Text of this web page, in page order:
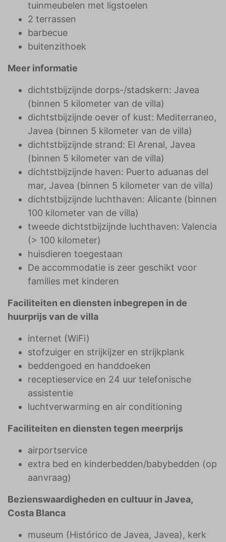
tuinmeubelen met ligstoelen
2 terrassen
barbecue
buitenzithoek
Meer informatie
dichtstbijzijnde dorps-/stadskern: Javea
(binnen 5 kilometer van de villa)
dichtstbijzijnde oever of kust: Mediterraneo,
Javea (binnen 5 kilometer van de villa)
dichtstbijzijnde strand: El Arenal, Javea
(binnen 5 kilometer van de villa)
dichtstbijzijnde haven: Puerto aduanas del
mar, Javea (binnen 5 kilometer van de villa)
dichtstbijzijnde luchthaven: Alicante (binnen
100 kilometer van de villa)
tweede dichtstbijzijnde luchthaven: Valencia
(> 100 kilometer)
huisdieren toegestaan
De accommodatie is zeer geschikt voor
families met kinderen
Faciliteiten en diensten inbegrepen in de
huurprijs van de villa
internet (WiFi)
stofzuiger en strijkijzer en strijkplank
beddengoed en handdoeken
receptieservice en 24 uur telefonische
assistentie
luchtverwarming en air conditioning
Faciliteiten en diensten tegen meerprijs
airportservice
extra bed en kinderbedden/babybedden (op
aanvraag)
Bezienswaardigheden en cultuur in Javea,
Costa Blanca
museum (Histórico de Javea, Javea), kerk